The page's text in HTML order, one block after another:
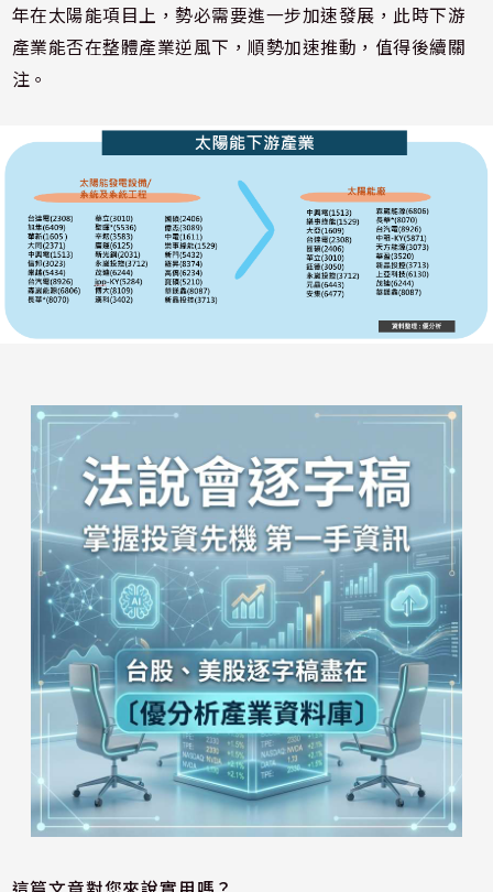
年在太陽能項目上，勢必需要進一步加速發展，此時下游
產業能否在整體產業逆風下，順勢加速推動，值得後續關
注。